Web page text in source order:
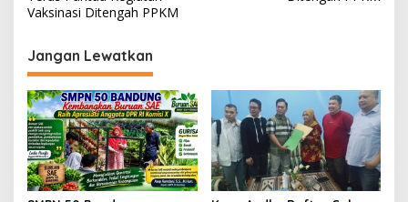
i
a
s
i
p
o
s
Vaksinasi Ditengah PPKM
Jangan Lewatkan